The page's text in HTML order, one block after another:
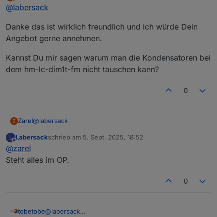
Kondensatoren, da werde ich maximal den SI-R
kontrollieren.
Offline
@labersack
Danke das ist wirklich freundlich und ich würde Dein
Angebot gerne annehmen.
Kannst Du mir sagen warum man die Kondensatoren bei
dem hm-lc-dim1t-fm nicht tauschen kann?
0
Z Zarel@labersack
Danke das ist wirklich freundlich und ich würde Dein
Kannst Du mir sagen warum man die Kondensatoren bei
L
Offline
Labersackschrieb am 5. Sept. 2025, 18:52
zuletzt editiert von
@zarel
Steht alles im OP.
0
tobetobe@labersack